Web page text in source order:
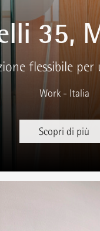
35,
flessibile
Work - Italia
Scopri di più